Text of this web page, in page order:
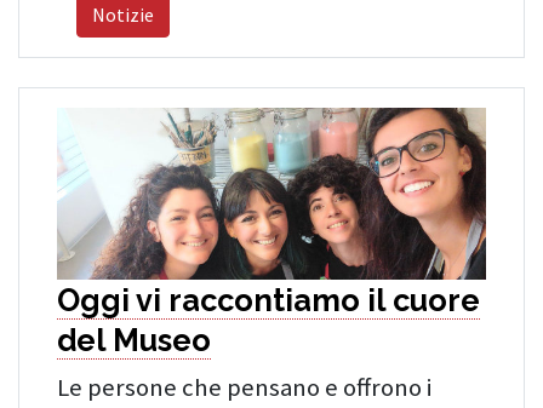
Notizie
Oggi vi raccontiamo il cuore
del Museo
Le persone che pensano e offrono i